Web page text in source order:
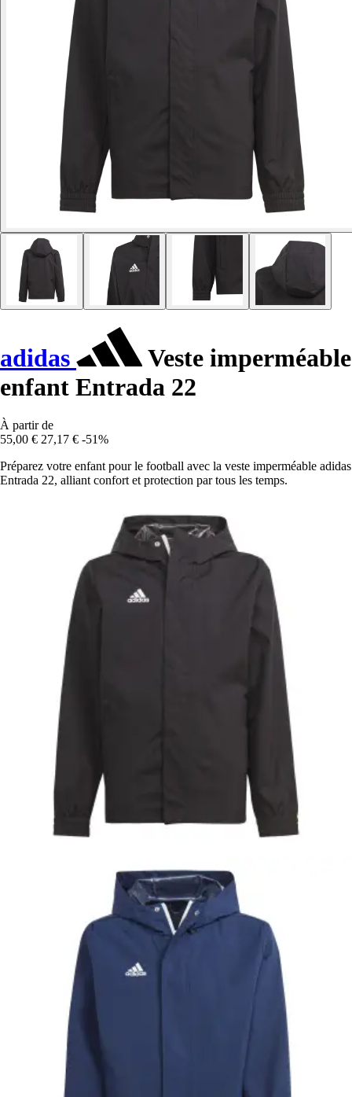
adidas
Veste imperméable
enfant Entrada 22
À partir de
55,00 € 27,17 € -51%
Préparez votre enfant pour le football avec la veste imperméable adidas
Entrada 22, alliant confort et protection par tous les temps.